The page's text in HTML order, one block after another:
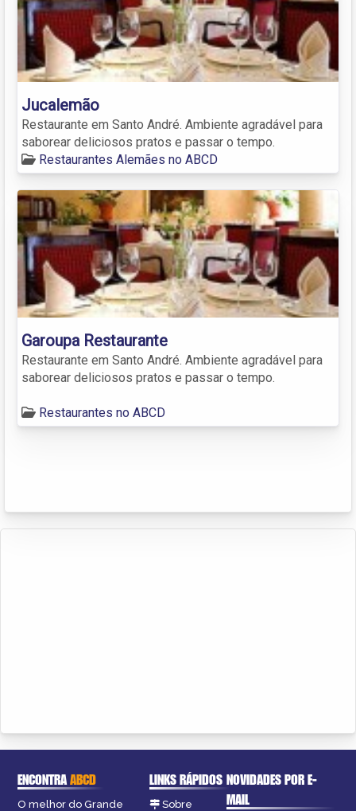
Jucalemão
Restaurante em Santo André. Ambiente agradável para
saborear deliciosos pratos e passar o tempo.
Restaurantes Alemães no ABCD
Garoupa Restaurante
Restaurante em Santo André. Ambiente agradável para
saborear deliciosos pratos e passar o tempo.
Restaurantes no ABCD
ENCONTRAABCD
O melhor do Grande
LINKS RÁPIDOS
Sobre
NOVIDADES POR E-
MAIL